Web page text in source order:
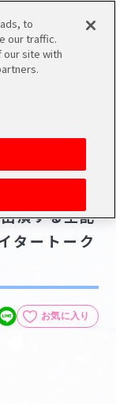
ケジュール 検索
ついて
アルコード・
とば
に入り
月20日(月)
演する生配
タートーク
お気に入り
to
our traffic.
our site with